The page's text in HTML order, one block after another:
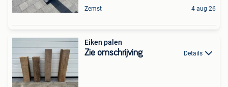
Zemst 4 aug 26
Eiken palen
Zie omschrijving Details